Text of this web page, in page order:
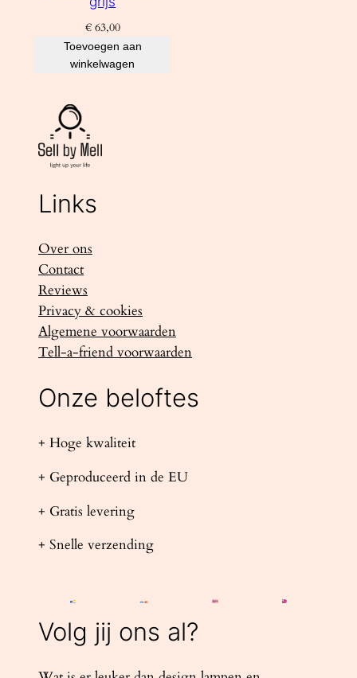
€63,00
Toevoegen aan
winkelwagen
Links
Over ons
Contact
Reviews
Privacy & cookies
Algemene voorwaarden
Tell-a-friend voorwaarden
Onze beloftes
+ Hoge kwaliteit
+ Geproduceerd in de EU
+ Gratis levering
+ Snelle verzending
Volg jij ons al?